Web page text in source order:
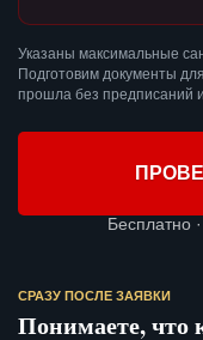
Указаны максимальные
Подготовим документы
прошла без предписаний
Бесплатно
СРАЗУ ПОСЛЕ ЗАЯВКИ
Понимаете, что